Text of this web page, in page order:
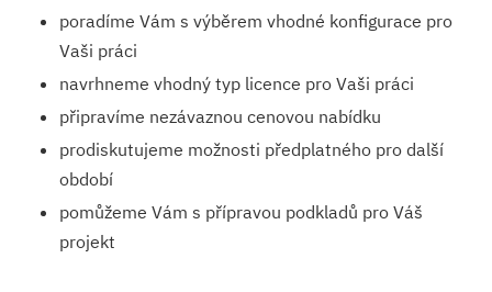
poradíme Vám s výběrem vhodné konfigurace pro
Vaši práci
navrhneme vhodný typ licence pro Vaši práci
připravíme nezávaznou cenovou nabídku
prodiskutujeme možnosti předplatného pro další
období
pomůžeme Vám s přípravou podkladů pro Váš
projekt